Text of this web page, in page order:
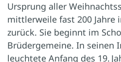
Ursprung aller
mittlerweile fast 200 Jahre
zurück. Sie beginnt im
Brüdergemeine. In seinen
leuchtete Anfang des 19.